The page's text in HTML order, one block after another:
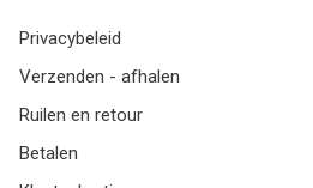
Privacybeleid
Verzenden - afhalen
Ruilen en retour
Betalen